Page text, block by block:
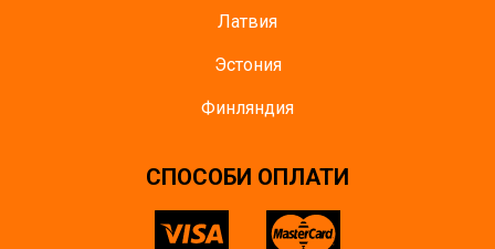
Латвия
Эстония
Финляндия
СПОСОБИ ОПЛАТИ